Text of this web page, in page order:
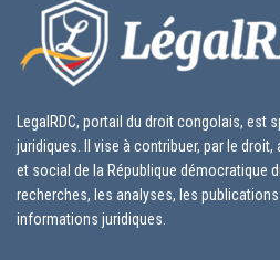
LegalRDC, portail du droit congolais, est
juridiques. Il vise à contribuer, par le
et social de la République démocratique
recherches, les analyses, les
informations juridiques.